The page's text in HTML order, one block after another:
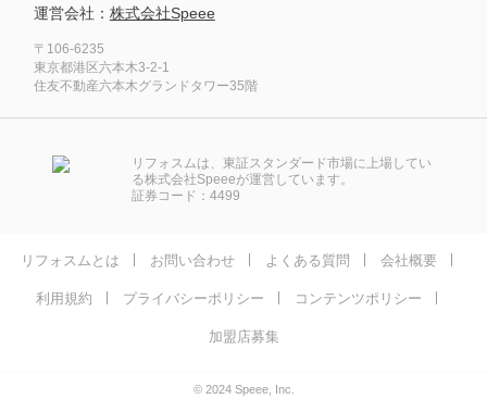
運営会社： 株式会社Speee
〒106-6235
東京都港区六本木3-2-1
住友不動産六本木グランドタワー35階
リフォスムは、東証スタンダード市場に上場してい
る株式会社Speeeが運営しています。
証券コード：4499
リフォスムとは お問い合わせ よくある質問 会社概要
利用規約 プライバシーポリシー コンテンツポリシー
加盟店募集
© 2024 Speee, Inc.